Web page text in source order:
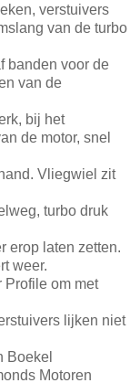
verstuivers
van de turbo
banden voor de
van de
bij het
de motor, snel
Vliegwiel zit
turbo druk
erop laten zetten.
weer.
Profile om met
lijken niet
Boekel
Motoren